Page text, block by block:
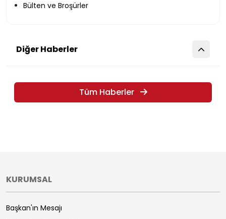
Bülten ve Broşürler
Diğer Haberler
Tüm Haberler
KURUMSAL
Başkan'ın Mesajı